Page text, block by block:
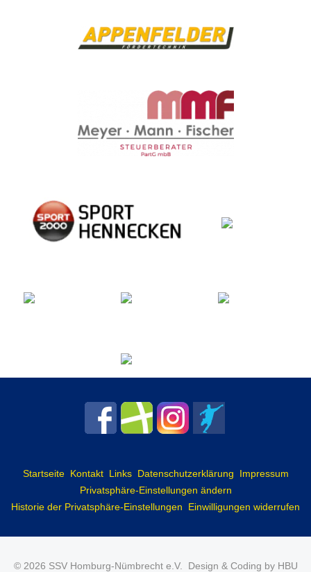
Startseite Kontakt Links Datenschutzerklärung
Impressum
Privatsphäre-Einstellungen ändern
Historie der Privatsphäre-Einstellungen
Einwilligungen widerrufen
© 2026 SSV Homburg-Nümbrecht e.V. Design & Coding by HBU